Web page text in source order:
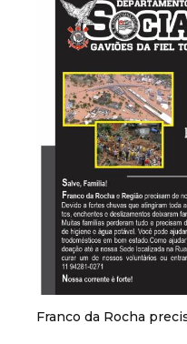
Franco da Rocha